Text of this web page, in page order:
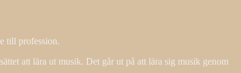
till profession.
att lära ut musik. Det går ut på att lära sig musik genom